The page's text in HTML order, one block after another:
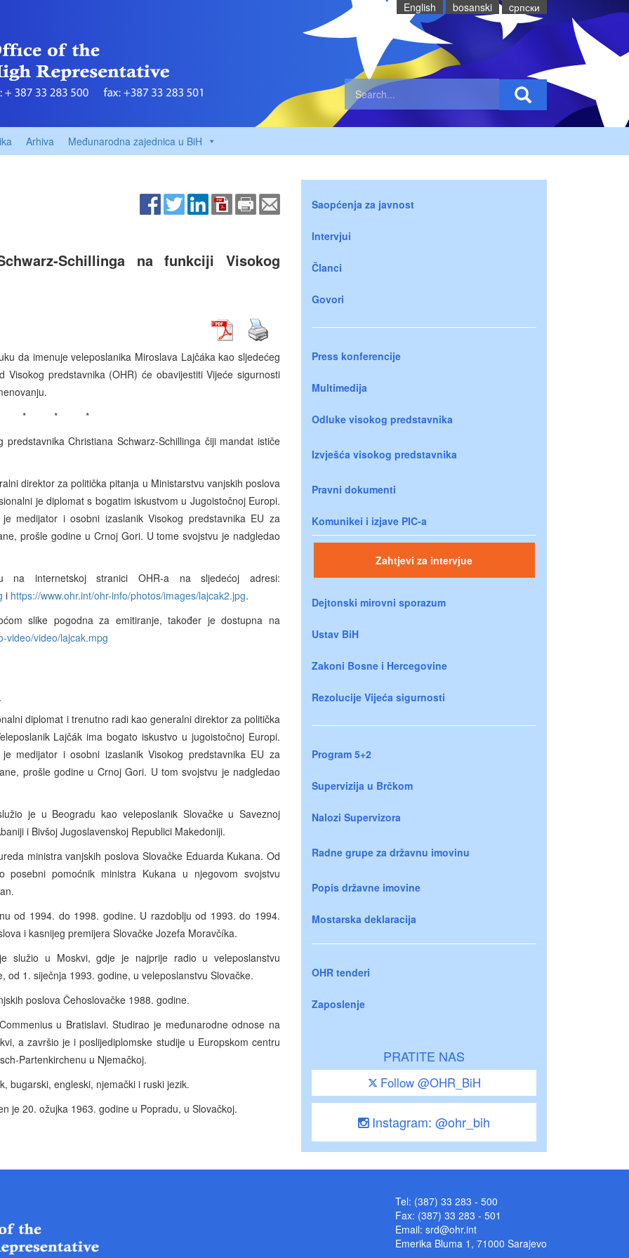
English bosanski cрпски
Arhiva Međunarodna zajednica u BiH
Schillinga na funkciji Visokog
da imenuje veleposlanika Miroslava Lajčáka kao sljedećeg
predstavnika (OHR) će obavijestiti Vijeće sigurnosti
* * *
Christiana Schwarz-Schillinga čiji mandat ističe
direktor za politička pitanja u Ministarstvu vanjskih poslova
je diplomat s bogatim iskustvom u Jugoistočnoj Europi.
medijator i osobni izaslanik Visokog predstavnika EU za
prošle godine u Crnoj Gori. U tome svojstvu je nadgledao
na internetskoj stranici OHR-a na sljedećoj adresi:
i https://www.ohr.int/ohr-info/photos/images/lajcak2.jpg.
slike pogodna za emitiranje, također je dostupna na
video/video/lajcak.mpg
diplomat i trenutno radi kao generalni direktor za politička
Lajčák ima bogato iskustvo u jugoistočnoj Europi.
medijator i osobni izaslanik Visokog predstavnika EU za
prošle godine u Crnoj Gori. U tom svojstvu je nadgledao
je u Beogradu kao veleposlanik Slovačke u Saveznoj
i Bivšoj Jugoslavenskoj Republici Makedoniji.
ministra vanjskih poslova Slovačke Eduarda Kukana. Od
pomoćnik ministra Kukana u njegovom svojstvu
od 1994. do 1998. godine. U razdoblju od 1993. do 1994.
i kasnijeg premijera Slovačke Jozefa Moravčíka.
služio u Moskvi, gdje je najprije radio u veleposlanstvu
1. siječnja 1993. godine, u veleposlanstvu Slovačke.
poslova Čehoslovačke 1988. godine.
u Bratislavi. Studirao je međunarodne odnose na
a završio je i poslijediplomske studije u Europskom centru
Partenkirchenu u Njemačkoj.
bugarski, engleski, njemački i ruski jezik.
je 20. ožujka 1963. godine u Popradu, u Slovačkoj.
Saopćenja za javnost
Intervjui
Članci
Govori
Press konferencije
Multimedija
Odluke visokog predstavnika
Izvješća visokog predstavnika
Pravni dokumenti
Komunikei i izjave PIC-a
Zahtjevi za intervjue
Dejtonski mirovni sporazum
Ustav BiH
Zakoni Bosne i Hercegovine
Rezolucije Vijeća sigurnosti
Program 5+2
Supervizija u Brčkom
Nalozi Supervizora
Radne grupe za državnu imovinu
Popis državne imovine
Mostarska deklaracija
OHR tenderi
Zaposlenje
PRATITE NAS
Follow @OHR_BiH
Instagram: @ohr_bih
Tel: (387) 33 283 - 500
Fax: (387) 33 283 - 501
Email: srd@ohr.int
Emerika Bluma 1, 71000 Sarajevo